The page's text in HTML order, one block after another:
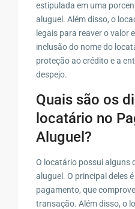
estipulada em uma
aluguel. Além disso, o
legais para reaver o valor
inclusão do nome do
proteção ao crédito e a
despejo.
Quais são os
locatário no
Aluguel?
O locatário possui alguns
aluguel. O principal deles
pagamento, que
transação. Além disso, o